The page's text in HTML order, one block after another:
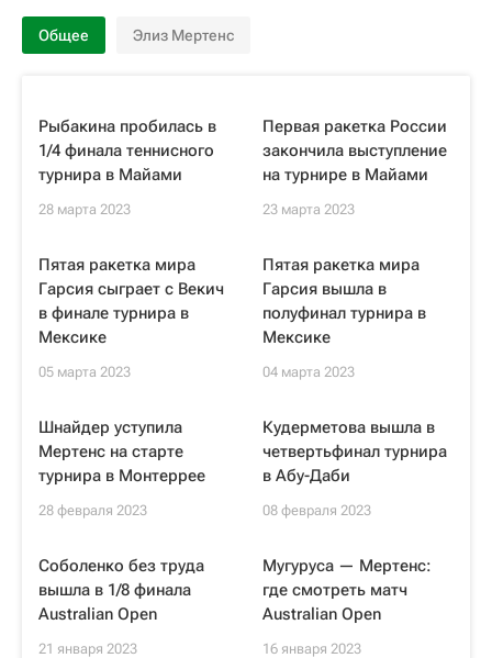
Общее Элиз Мертенс
Рыбакина пробилась в
1/4 финала теннисного
турнира в Майами
28 марта 2023
Первая ракетка России
закончила выступление
на турнире в Майами
23 марта 2023
Пятая ракетка мира
Гарсия сыграет с Векич
в финале турнира в
Мексике
05 марта 2023
Пятая ракетка мира
Гарсия вышла в
полуфинал турнира в
Мексике
04 марта 2023
Шнайдер уступила
Мертенс на старте
турнира в Монтеррее
28 февраля 2023
Кудерметова вышла в
четвертьфинал турнира
в Абу-Даби
08 февраля 2023
Соболенко без труда
вышла в 1/8 финала
Australian Open
21 января 2023
Мугуруса — Мертенс:
где смотреть матч
Australian Open
16 января 2023